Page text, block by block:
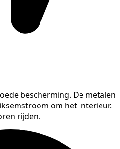
bescherming. De metalen
om het interieur.
rijden.